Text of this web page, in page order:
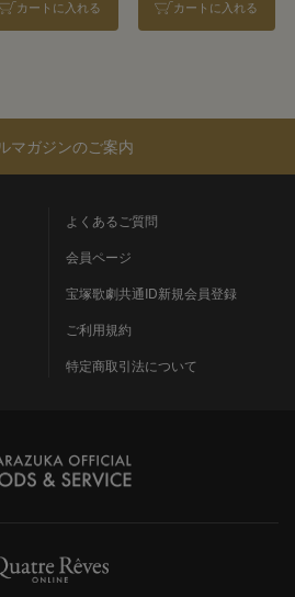
カートに入れる カートに入れる
マガジンのご案内
よくあるご質問
会員ページ
宝塚歌劇共通ID新規会員登録
ご利用規約
特定商取引法について